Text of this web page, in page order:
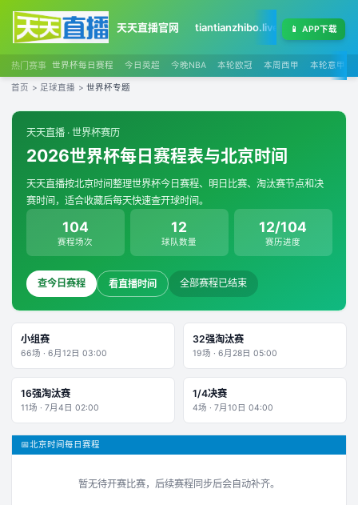
天天直播官网 tiantianzhibo.live 天天足球赛程
📱 APP下载
热门赛事 世界杯每日赛程 今日英超 今晚NBA 本轮欧冠 本周西甲 本轮意甲
首页 > 足球直播 > 世界杯专题
天天直播 · 世界杯赛历
2026世界杯每日赛程表与北京时间
天天直播按北京时间整理世界杯今日赛程、明日比赛、淘汰赛节点和决
赛时间，适合收藏后每天快速查开球时间。
104
赛程场次
12
球队数量
12/104
赛历进度
查今日赛程 看直播时间 全部赛程已结束
小组赛
66场 · 6月12日 03:00
32强淘汰赛
19场 · 6月28日 05:00
16强淘汰赛
11场 · 7月4日 02:00
1/4决赛
4场 · 7月10日 04:00
📅北京时间每日赛程
暂无待开赛比赛，后续赛程同步后会自动补齐。